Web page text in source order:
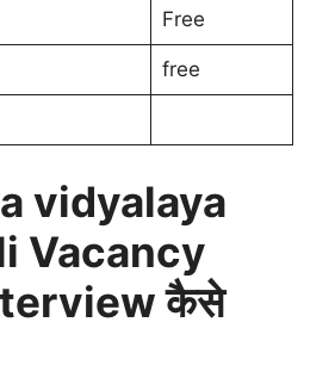
Free
free
vidyalaya
Vacancy
कैसे